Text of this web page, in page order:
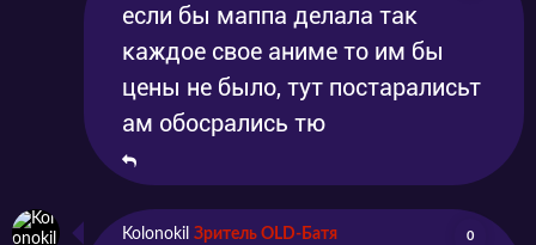
если бы маппа делала так
каждое свое аниме то им бы
цены не было, тут постаралисьт
ам обосрались тю
Kolonokil Зритель OLD-Батя 0